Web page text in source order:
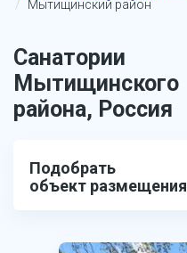
Мытищинский район
Санатории
Мытищинского
района, Россия
Подобрать
объект размещения